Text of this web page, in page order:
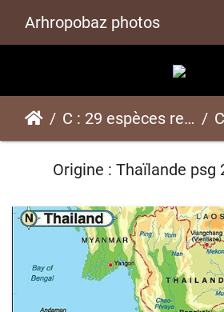
Arhropobaz photos
C : 29 espèces représentées ici
Origine : Thaïlande psg